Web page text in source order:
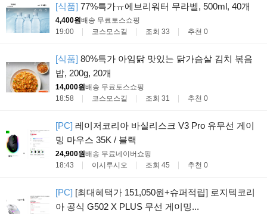
[식품] 77%특가ㅠ에브리워터 무라벨, 500ml, 40개
4,400원배송 무료토스쇼핑
19:00
코스모스길 조회 33 추천 0
[식품] 80%특가 아임닭 맛있는 닭가슴살 김치 볶음
밥, 200g, 20개
14,000원배송 무료토스쇼핑
18:58
코스모스길 조회 31 추천 0
[PC] 레이저코리아 바실리스크 V3 Pro 유무선 게이
밍 마우스 35K / 블랙
24,900원배송 무료네이버쇼핑
18:43
이시루시오 조회 45 추천 0
[PC] [최대혜택가 151,050원+슈퍼적립] 로지텍코리
아 공식 G502 X PLUS 무선 게이밍...